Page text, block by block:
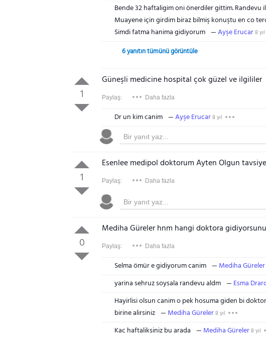
Bende 32 haftaligim oni önerdiler gittim.
Muayene için girdim biraz bilmiş konuştu en co
Simdi fatma hanima gidiyorum
Ayşe Erucar8 yıl
6 yanıtın tümünü görüntüle
1
Güneşli medicine hospital çok güzel ve ilgililer
Paylaş: Daha fazla
Dr un kim canim Ayşe Erucar8 yıl
1
Esenlee medipol doktorum Ayten Olgun
Paylaş: Daha fazla
0
Mediha Güreler hnm hangi doktora
Paylaş: Daha fazla
Selma ömür e gidiyorum canim Mediha Güreler
yarina sehruz soysala randevu aldm Esma
Hayirlisi olsun canim o pek hosuma giden bi
birine alirsiniz
Mediha Güreler8 yıl
Kac haftaliksiniz bu arada Mediha Güreler8 yıl